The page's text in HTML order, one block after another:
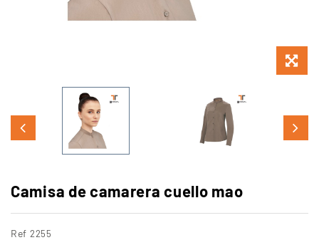
Camisa de camarera cuello mao
Ref 2255